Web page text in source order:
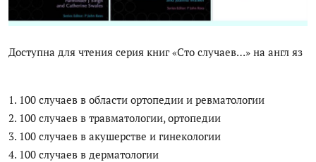
PDF-translator
Русский
Доступна для чтения серия книг «Сто случаев…» на англ яз
1. 100 случаев в области ортопедии и ревматологии
2. 100 случаев в травматологии, ортопедии
3. 100 случаев в акушерстве и гинекологии
4. 100 случаев в дерматологии